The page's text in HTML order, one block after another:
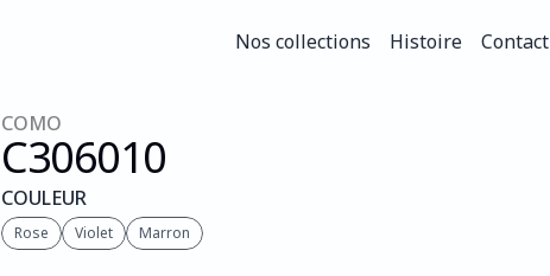
Nos collections
Histoire
Contact
COMO
C306010
COULEUR
Rose Violet Marron